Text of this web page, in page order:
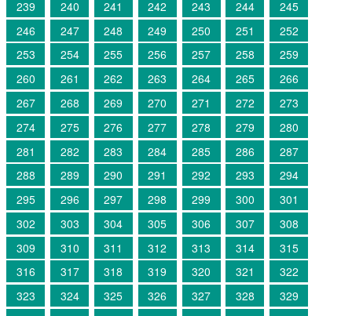
239
240 241 242 243 244
245
246
247 248 249 250 251
252
253
254 255 256 257 258
259
260
261 262 263 264 265
266
267
268 269 270 271 272
273
274
275 276 277 278 279
280
281
282 283 284 285 286
287
288
289 290 291 292 293
294
295
296 297 298 299 300
301
302
303 304 305 306 307
308
309
310 311 312 313 314
315
316
317 318 319 320 321
322
323
324 325 326 327 328
329